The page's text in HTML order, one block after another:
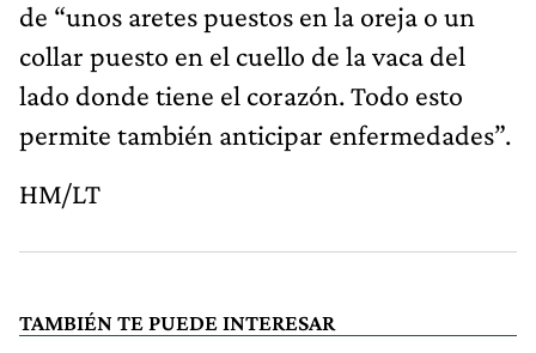
de “unos aretes puestos en la oreja o un
collar puesto en el cuello de la vaca del
lado donde tiene el corazón. Todo esto
permite también anticipar enfermedades”.
HM/LT
TAMBIÉN TE PUEDE INTERESAR